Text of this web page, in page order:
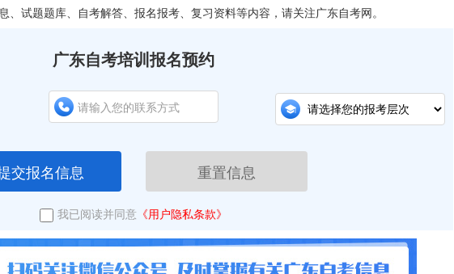
、试题题库、自考解答、报名报考、复习资料等内容，请关注广东自考网。
广东自考培训报名预约
交报名信息 重置信息
我已阅读并同意 《用户隐私条款》